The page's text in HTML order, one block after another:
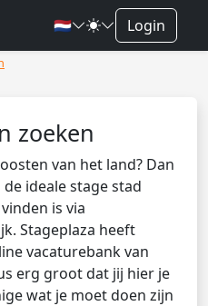
🇳🇱 Login
zoeken
van het land? Dan
ideale stage stad
is via
Stageplaza heeft
vacaturebank van
erg groot dat jij hier je
wat je moet doen zijn